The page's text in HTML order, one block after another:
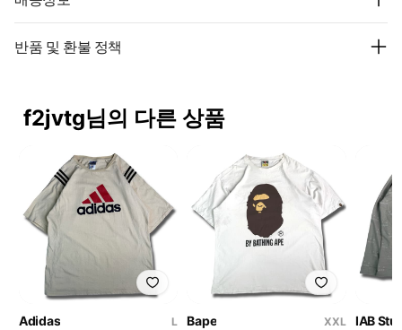
반품 및 환불 정책
f2jvtg님의 다른 상품
Adidas
L
Bape
XXL
IAB